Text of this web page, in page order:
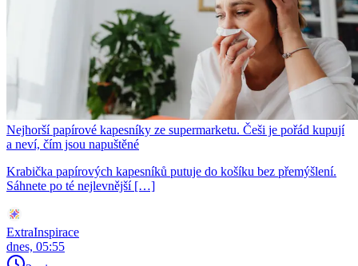
Nejhorší papírové kapesníky ze supermarketu. Češi je pořád kupují
a neví, čím jsou napuštěné
Krabička papírových kapesníků putuje do košíku bez přemýšlení.
Sáhnete po té nejlevnější […]
ExtraInspirace
dnes, 05:55